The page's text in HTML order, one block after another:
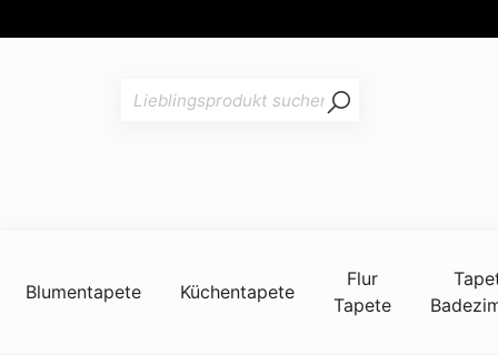
Blumentapete Küchentapete
Flur
Tapete